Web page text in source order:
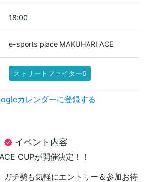
18:00
e-sports place MAKUHARI ACE
ストリートファイター6
カレンダーに登録する
verified イベント内容
CUPが開催決定！！
ガチ勢も気軽にエントリー＆参加お待